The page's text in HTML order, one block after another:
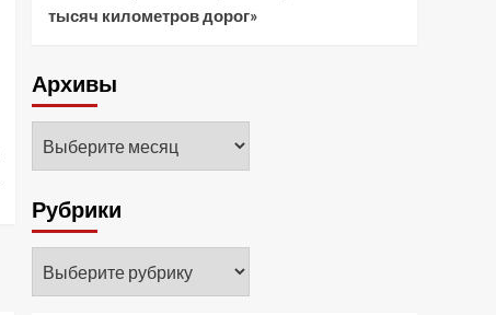
тысяч километров дорог»
Архивы
Рубрики